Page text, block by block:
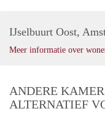
IJselbuurt Oost,
Meer informatie over
ANDERE
ALTERNATIEF